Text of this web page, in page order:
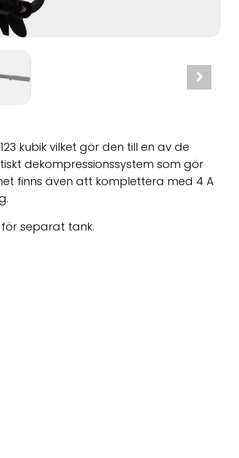
kubik vilket gör den till en av de
dekompressionssystem som gör
finns även att komplettera med 4 A
separat tank.